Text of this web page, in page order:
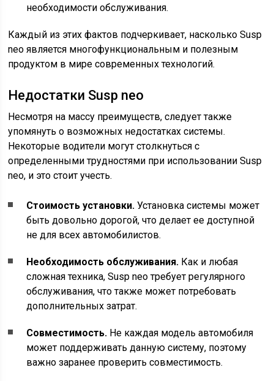
необходимости обслуживания.
Каждый из этих фактов подчеркивает, насколько Susp
neo является многофункциональным и полезным
продуктом в мире современных технологий.
Недостатки Susp neo
Несмотря на массу преимуществ, следует также
упомянуть о возможных недостатках системы.
Некоторые водители могут столкнуться с
определенными трудностями при использовании Susp
neo, и это стоит учесть.
Стоимость установки. Установка системы может
быть довольно дорогой, что делает ее доступной
не для всех автомобилистов.
Необходимость обслуживания. Как и любая
сложная техника, Susp neo требует регулярного
обслуживания, что также может потребовать
дополнительных затрат.
Совместимость. Не каждая модель автомобиля
может поддерживать данную систему, поэтому
важно заранее проверить совместимость.